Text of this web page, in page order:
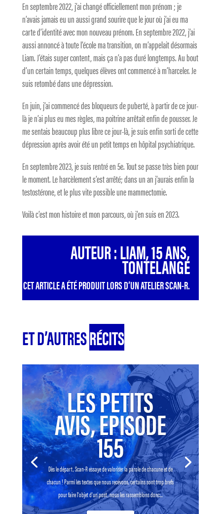
En septembre 2022, j’ai changé officiellement mon prénom ; je
n’avais jamais eu un aussi grand sourire que le jour où j’ai eu ma
carte d’identité avec mon nouveau prénom. En septembre 2022, j’ai
aussi annoncé à toute l’école ma transition, on m’appelait désormais
Liam. J’étais super content, mais ça n’a pas duré longtemps. Au bout
d’un certain temps, quelques élèves ont commencé à m’harceler. Je
suis retombé dans une dépression.
En juin, j’ai commencé des bloqueurs de puberté, à partir de ce jour-
là je n’ai plus eu mes règles, ma poitrine arrêtait enfin de pousser. Je
me sentais beaucoup plus libre ce jour-là, je suis enfin sorti de cette
dépression après avoir été un petit temps en hôpital psychiatrique.
En septembre 2023, je suis rentré en 5e. Tout se passe très bien pour
le moment. Le harcèlement s’est arrêté; dans un an j’aurais enfin la
testostérone, et le plus vite possible une mammectomie.
Voilà c’est mon histoire et mon parcours, où j’en suis en 2023.
AUTEUR : LIAM, 15 ANS,
TONTELANGE
CET ARTICLE A ÉTÉ PRODUIT LORS D’UN ATELIER SCAN-R.
ET D’AUTRESRÉCITS
LES PETITS
AVIS, EPISODE
155
Dès le départ, Scan-R essaye de valoriser la parole de chacune et de
chacun ! Parmi les textes que nous recevons, certains sont trop brefs
pour faire l’objet d’un post, nous les rassemblons donc...